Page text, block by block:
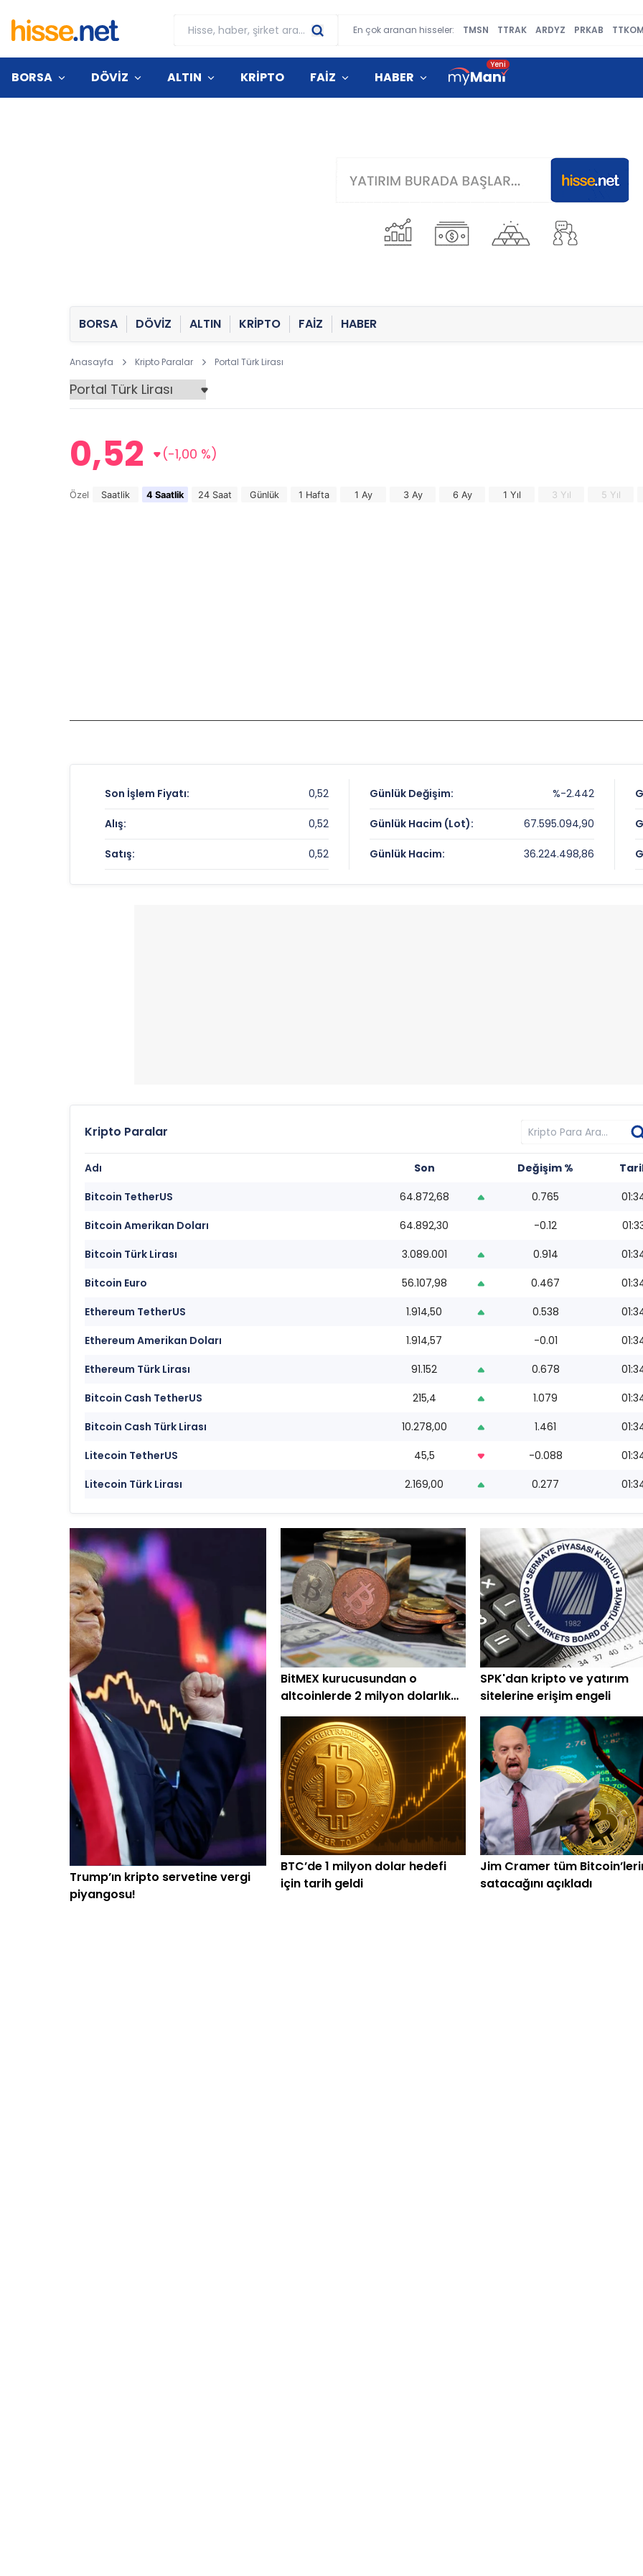
En çok aranan hisseler: TMSN TTRAK ARDYZ PRKAB TTKOM
BORSA DÖVİZ ALTIN KRİPTO FAİZ HABER
BORSA DÖVİZ ALTIN KRİPTO FAİZ HABER
Anasayfa Kripto Paralar Portal Türk Lirası
0,52 (-1,00 %)
Özel Saatlik 4 Saatlik 24 Saat Günlük 1 Hafta 1 Ay 3 Ay 6 Ay 1 Yıl 3 Yıl 5 Yıl
Son İşlem Fiyatı: 0,52
Alış: 0,52
Satış: 0,52
Günlük Değişim: %-2.442
Günlük Hacim (Lot): 67.595.094,90
Günlük Hacim: 36.224.498,86
Kripto Paralar
Adı Son Değişim %
Bitcoin TetherUS
64.872,68 0.765
Bitcoin Amerikan Doları
64.892,30 -0.12
Bitcoin Türk Lirası
3.089.001 0.914
Bitcoin Euro
56.107,98 0.467
Ethereum TetherUS
1.914,50 0.538
Ethereum Amerikan Doları
1.914,57 -0.01
Ethereum Türk Lirası
91.152 0.678
Bitcoin Cash TetherUS
215,4 1.079
Bitcoin Cash Türk Lirası
10.278,00 1.461
Litecoin TetherUS
45,5 -0.088
Litecoin Türk Lirası
2.169,00 0.277
Trump’ın kripto servetine vergi
piyangosu!
BitMEX kurucusundan o
altcoinlerde 2 milyon dolarlık
alım
SPK'dan kripto ve yatırım
sitelerine erişim engeli
BTC’de 1 milyon dolar hedefi
için tarih geldi
Jim Cramer tüm
satacağını açıkladı